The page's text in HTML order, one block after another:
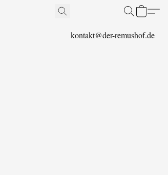
kontakt@der-remushof.de